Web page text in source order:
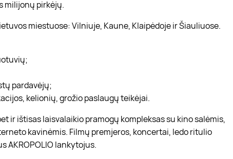
milijonų pirkėjų.
miestuose: Vilniuje, Kaune, Klaipėdoje ir Šiauliuose.
pardavėjų;
kelionių, grožio paslaugų teikėjai.
ir ištisas laisvalaikio pramogų kompleksas su kino salėmis,
kavinėmis. Filmų premjeros, koncertai, ledo ritulio
AKROPOLIO lankytojus.